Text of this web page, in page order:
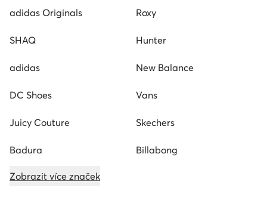
adidas Originals Roxy
SHAQ Hunter
adidas New Balance
DC Shoes Vans
Juicy Couture Skechers
Badura Billabong
Zobrazit více značek